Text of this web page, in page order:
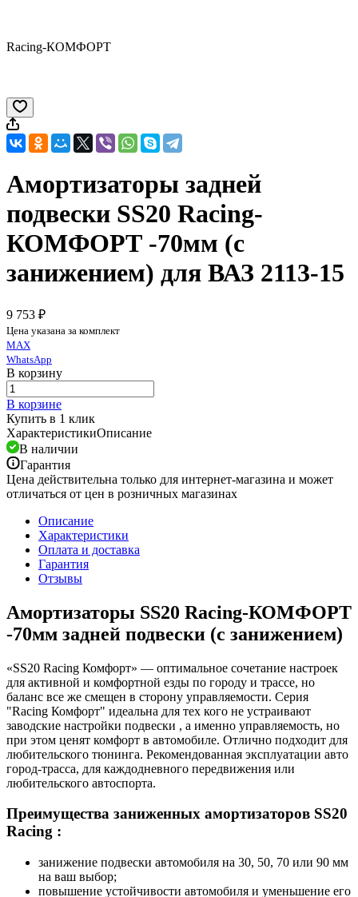
Racing-КОМФОРТ
Амортизаторы задней
подвески SS20 Racing-
КОМФОРТ -70мм (с
занижением) для ВАЗ 2113-15
9 753 ₽
Цена указана за комплект
MAX
WhatsApp
В корзину
В корзине
Купить в 1 клик
ХарактеристикиОписание
В наличии
Гарантия
Цена действительна только для интернет-магазина и может
отличаться от цен в розничных магазинах
Описание
Характеристики
Оплата и доставка
Гарантия
Отзывы
Амортизаторы SS20 Racing-КОМФОРТ
-70мм задней подвески (с занижением)
«SS20 Racing Комфорт» — оптимальное сочетание настроек
для активной и комфортной езды по городу и трассе, но
баланс все же смещен в сторону управляемости. Серия
"Racing Комфорт" идеальна для тех кого не устраивают
заводские настройки подвески , а именно управляемость, но
при этом ценят комфорт в автомобиле. Отлично подходит для
любительского тюнинга. Рекомендованная эксплуатации авто
город-трасса, для каждодневного передвижения или
любительского автоспорта.
Преимущества заниженных амортизаторов SS20
Racing :
занижение подвески автомобиля на 30, 50, 70 или 90 мм
на ваш выбор;
повышение устойчивости автомобиля и уменьшение его